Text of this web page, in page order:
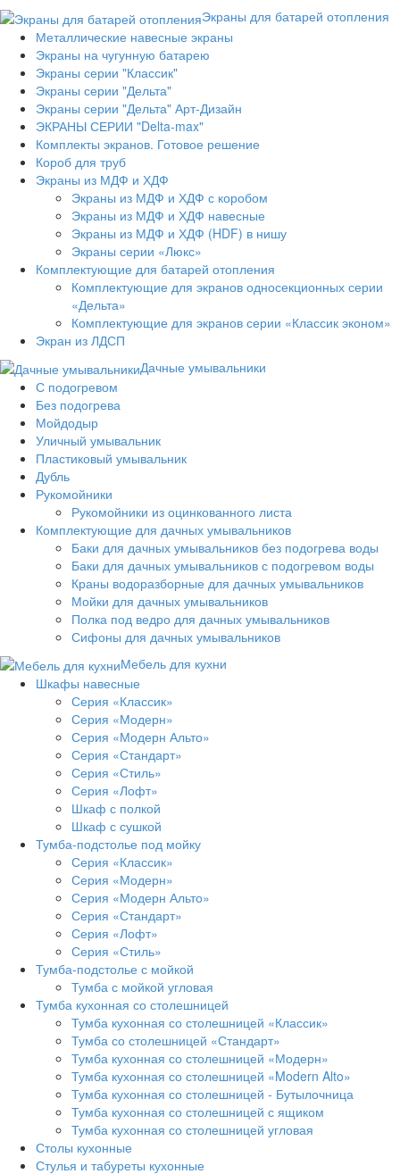
Экраны для батарей отопления
Металлические навесные экраны
Экраны на чугунную батарею
Экраны серии "Классик"
Экраны серии "Дельта"
Экраны серии "Дельта" Арт-Дизайн
ЭКРАНЫ СЕРИИ "Delta-max"
Комплекты экранов. Готовое решение
Короб для труб
Экраны из МДФ и ХДФ
Экраны из МДФ и ХДФ с коробом
Экраны из МДФ и ХДФ навесные
Экраны из МДФ и ХДФ (HDF) в нишу
Экраны серии «Люкс»
Комплектующие для батарей отопления
Комплектующие для экранов односекционных серии
«Дельта»
Комплектующие для экранов серии «Классик эконом»
Экран из ЛДСП
Дачные умывальники
С подогревом
Без подогрева
Мойдодыр
Уличный умывальник
Пластиковый умывальник
Дубль
Рукомойники
Рукомойники из оцинкованного листа
Комплектующие для дачных умывальников
Баки для дачных умывальников без подогрева воды
Баки для дачных умывальников с подогревом воды
Краны водоразборные для дачных умывальников
Мойки для дачных умывальников
Полка под ведро для дачных умывальников
Сифоны для дачных умывальников
Мебель для кухни
Шкафы навесные
Серия «Классик»
Серия «Модерн»
Серия «Модерн Альто»
Серия «Стандарт»
Серия «Стиль»
Серия «Лофт»
Шкаф с полкой
Шкаф с сушкой
Тумба-подстолье под мойку
Серия «Классик»
Серия «Модерн»
Серия «Модерн Альто»
Серия «Стандарт»
Серия «Лофт»
Серия «Стиль»
Тумба-подстолье с мойкой
Тумба с мойкой угловая
Тумба кухонная со столешницей
Тумба кухонная со столешницей «Классик»
Тумба со столешницей «Стандарт»
Тумба кухонная со столешницей «Модерн»
Тумба кухонная со столешницей «Modern Alto»
Тумба кухонная со столешницей - Бутылочница
Тумба кухонная со столешницей с ящиком
Тумба кухонная со столешницей угловая
Столы кухонные
Стулья и табуреты кухонные